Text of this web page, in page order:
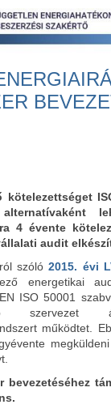
4 évente
audit
szóló2015. évi
energetikai
ISO 50001
szervezet
működtet.
bevezetéséhez